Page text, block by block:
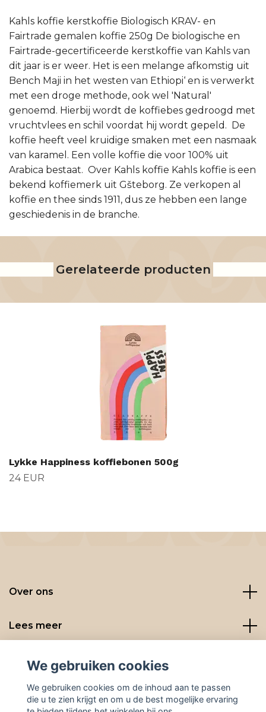
Kahls koffie kerstkoffie Biologisch KRAV- en
Fairtrade gemalen koffie 250g De biologische en
Fairtrade-gecertificeerde kerstkoffie van Kahls van
dit jaar is er weer. Het is een melange afkomstig uit
Bench Maji in het westen van Ethiopi‘ en is verwerkt
met een droge methode, ook wel 'Natural'
genoemd. Hierbij wordt de koffiebes gedroogd met
vruchtvlees en schil voordat hij wordt gepeld. De
koffie heeft veel kruidige smaken met een nasmaak
van karamel. Een volle koffie die voor 100% uit
Arabica bestaat. Over Kahls koffie Kahls koffie is een
bekend koffiemerk uit Gšteborg. Ze verkopen al
koffie en thee sinds 1911, dus ze hebben een lange
geschiedenis in de branche.
Gerelateerde producten
Lykke Happiness koffiebonen 500g
24 EUR
Over ons
Lees meer
Social media
We gebruiken cookies
We gebruiken cookies om de inhoud aan te passen
die u te zien krijgt en om u de best mogelijke ervaring